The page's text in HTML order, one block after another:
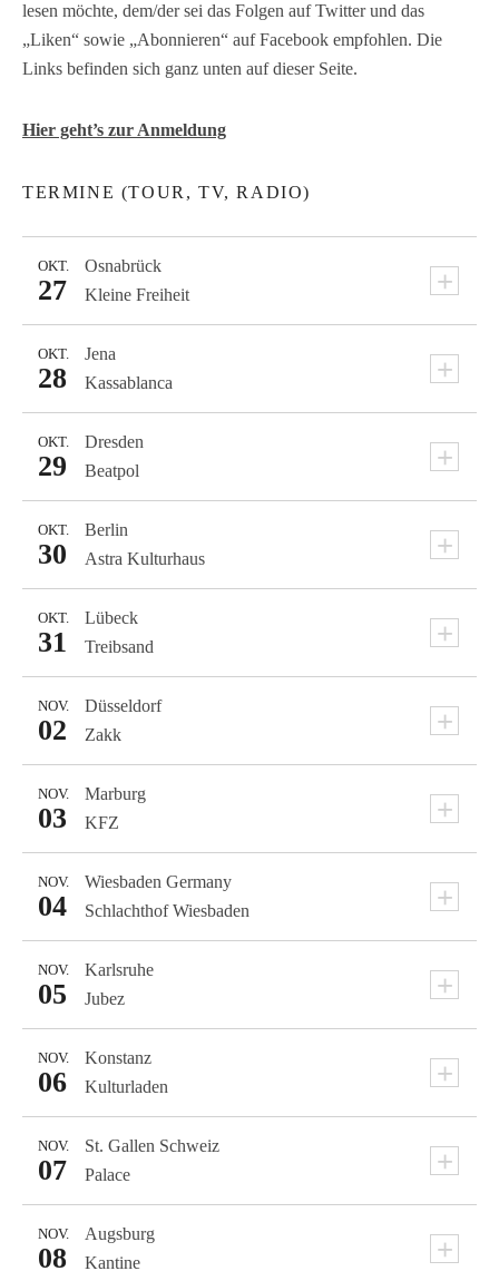
lesen möchte, dem/der sei das Folgen auf Twitter und das
„Liken“ sowie „Abonnieren“ auf Facebook empfohlen. Die
Links befinden sich ganz unten auf dieser Seite.
Hier geht’s zur Anmeldung
TERMINE (TOUR, TV, RADIO)
Osnabrück +
OKT.
27 Kleine Freiheit
Jena +
OKT.
28 Kassablanca
Dresden +
OKT.
29 Beatpol
Berlin +
OKT.
30 Astra Kulturhaus
Lübeck +
OKT.
31 Treibsand
Düsseldorf +
NOV.
02 Zakk
Marburg +
NOV.
03 KFZ
Wiesbaden Germany +
NOV.
04 Schlachthof Wiesbaden
Karlsruhe +
NOV.
05 Jubez
Konstanz +
NOV.
06 Kulturladen
St. Gallen Schweiz +
NOV.
07 Palace
Augsburg +
NOV.
08 Kantine